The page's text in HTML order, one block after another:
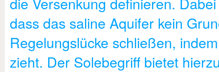
dass das saline Aquifer kein
Regelungslücke schließen,
zieht. Der Solebegriff bietet